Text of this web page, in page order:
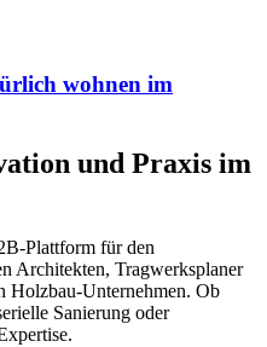
wohnen im
und Praxis im
Plattform für den
Architekten, Tragwerksplaner
Holzbau-Unternehmen. Ob
Sanierung oder